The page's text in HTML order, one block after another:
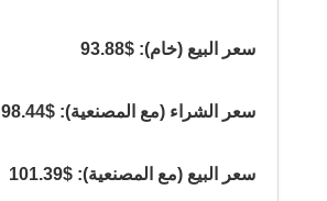
سعر البيع (خام): $93.88
سعر الشراء (مع المصنعية): $98.44
سعر البيع (مع المصنعية): $101.39